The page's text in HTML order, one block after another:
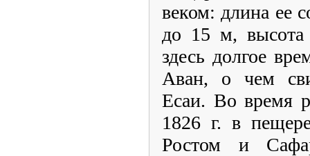
веком: длина ее
до 15 м,
здесь долгое
Аван, о чем
Есаи. Во время
1826 г. в
Ростом и